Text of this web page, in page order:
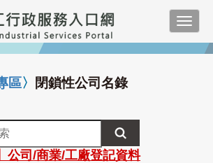
區〉 閉鎖性公司名錄
公司/商業/工廠登記資料